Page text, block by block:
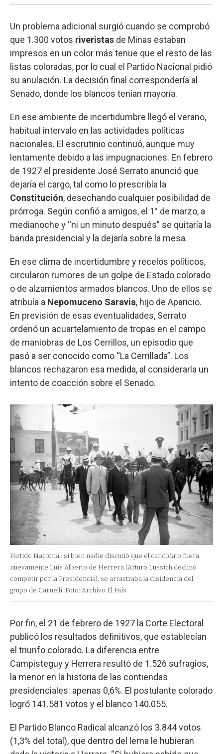
Un problema adicional surgió cuando se comprobó
que 1.300 votos riveristas de Minas estaban
impresos en un color más tenue que el resto de las
listas coloradas, por lo cual el Partido Nacional pidió
su anulación. La decisión final correspondería al
Senado, donde los blancos tenían mayoría.
En ese ambiente de incertidumbre llegó el verano,
habitual intervalo en las actividades políticas
nacionales. El escrutinio continuó, aunque muy
lentamente debido a las impugnaciones. En febrero
de 1927 el presidente José Serrato anunció que
dejaría el cargo, tal como lo prescribía la
Constitución, desechando cualquier posibilidad de
prórroga. Según confió a amigos, el 1° de marzo, a
medianoche y “ni un minuto después” se quitaría la
banda presidencial y la dejaría sobre la mesa.
En ese clima de incertidumbre y recelos políticos,
circularon rumores de un golpe de Estado colorado
o de alzamientos armados blancos. Uno de ellos se
atribuía a Nepomuceno Saravia, hijo de Aparicio.
En previsión de esas eventualidades, Serrato
ordenó un acuartelamiento de tropas en el campo
de maniobras de Los Cerrillos, un episodio que
pasó a ser conocido como “La Cerrillada”. Los
blancos rechazaron esa medida, al considerarla un
intento de coacción sobre el Senado.
Partido Nacional: si bien nadie discutió que el candidato fuera
nuevamente Luis Alberto de Herrera (Arturo Lussich declinó
competir por la Presidencia), se arrastraba la disidencia del
grupo de Carnelli. Foto: Archivo El País
Por fin, el 21 de febrero de 1927 la Corte Electoral
publicó los resultados definitivos, que establecían
el triunfo colorado. La diferencia entre
Campisteguy y Herrera resultó de 1.526 sufragios,
la menor en la historia de las contiendas
presidenciales: apenas 0,6%. El postulante colorado
logró 141.581 votos y el blanco 140.055.
El Partido Blanco Radical alcanzó los 3.844 votos
(1,3% del total), que dentro del lema le hubieran